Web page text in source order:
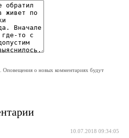
Оповещения о новых комментариях будут
10.07.2018 09:34:05